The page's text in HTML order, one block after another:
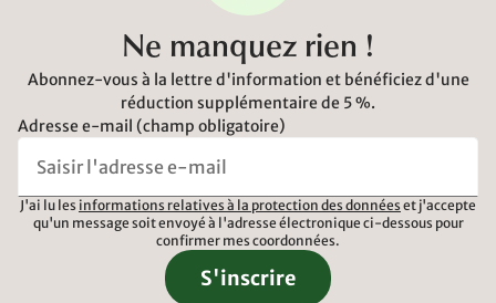
Ne manquez rien !
Abonnez-vous à la lettre d'information et bénéficiez d'une
réduction supplémentaire de 5 %.
Adresse e-mail (champ obligatoire)
J'ai lu les informations relatives à la protection des données et j'accepte
qu'un message soit envoyé à l'adresse électronique ci-dessous pour
confirmer mes coordonnées.
S'inscrire